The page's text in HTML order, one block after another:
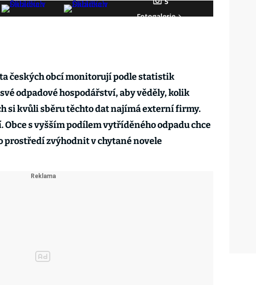
5
Fotogalerie
českých obcí monitorují podle statistik
odpadové hospodářství, aby věděly, kolik
si kvůli sběru těchto dat najímá externí firmy.
s vyšším podílem vytříděného odpadu chce
zvýhodnit v chytané novele